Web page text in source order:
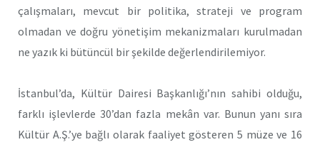
çalışmaları, mevcut bir politika, strateji ve program
olmadan ve doğru yönetişim mekanizmaları kurulmadan
ne yazık ki bütüncül bir şekilde değerlendirilemiyor.
İstanbul’da, Kültür Dairesi Başkanlığı’nın sahibi olduğu,
farklı işlevlerde 30’dan fazla mekân var. Bunun yanı sıra
Kültür A.Ş.’ye bağlı olarak faaliyet gösteren 5 müze ve 16